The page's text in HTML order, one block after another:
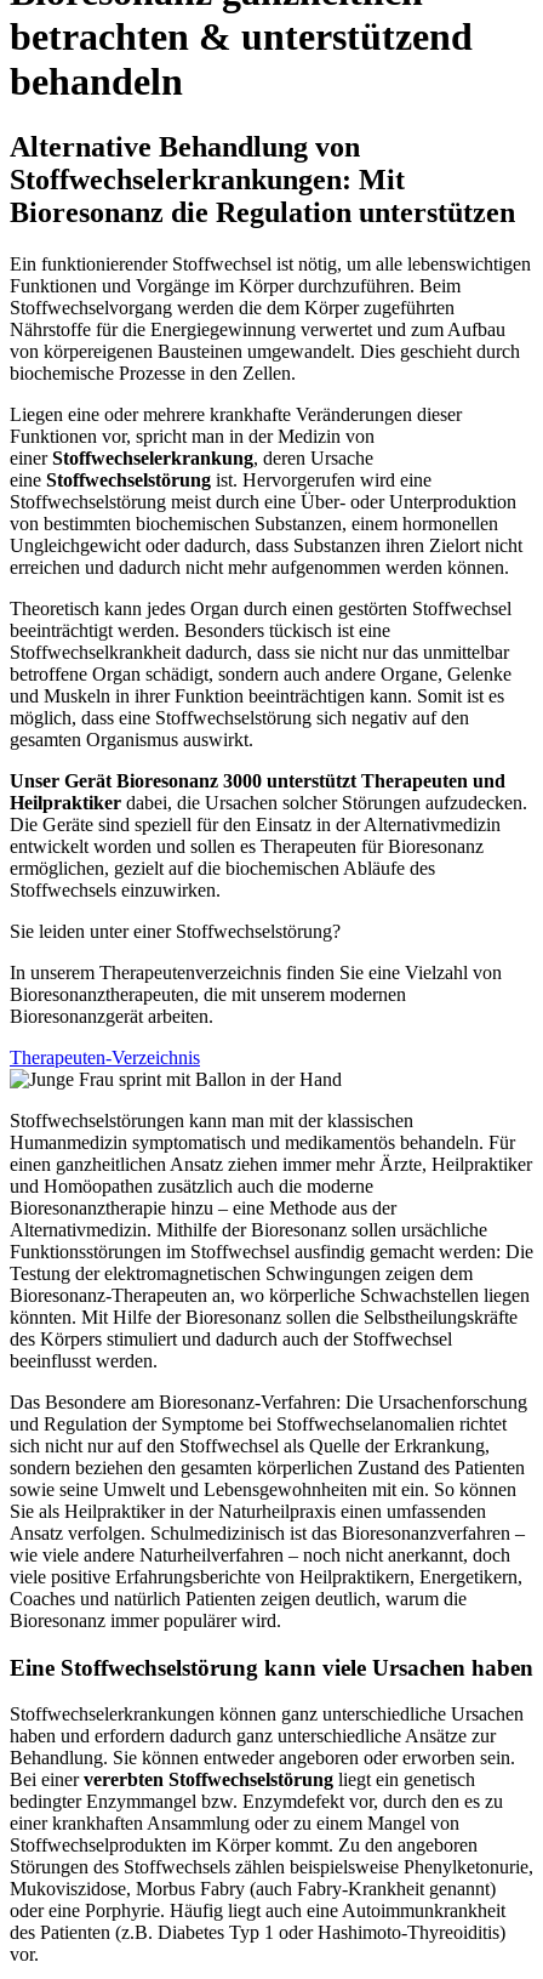
betrachten & unterstützend
behandeln
Alternative Behandlung von
Stoffwechselerkrankungen: Mit
Bioresonanz die Regulation unterstützen
Ein funktionierender Stoffwechsel ist nötig, um alle lebenswichtigen
Funktionen und Vorgänge im Körper durchzuführen. Beim
Stoffwechselvorgang werden die dem Körper zugeführten
Nährstoffe für die Energiegewinnung verwertet und zum Aufbau
von körpereigenen Bausteinen umgewandelt. Dies geschieht durch
biochemische Prozesse in den Zellen.
Liegen eine oder mehrere krankhafte Veränderungen dieser
Funktionen vor, spricht man in der Medizin von
einerStoffwechselerkrankung, deren Ursache
eine Stoffwechselstörung ist. Hervorgerufen wird eine
Stoffwechselstörung meist durch eine Über- oder Unterproduktion
von bestimmten biochemischen Substanzen, einem hormonellen
Ungleichgewicht oder dadurch, dass Substanzen ihren Zielort nicht
erreichen und dadurch nicht mehr aufgenommen werden können.
Theoretisch kann jedes Organ durch einen gestörten Stoffwechsel
beeinträchtigt werden. Besonders tückisch ist eine
Stoffwechselkrankheit dadurch, dass sie nicht nur das unmittelbar
betroffene Organ schädigt, sondern auch andere Organe, Gelenke
und Muskeln in ihrer Funktion beeinträchtigen kann. Somit ist es
möglich, dass eine Stoffwechselstörung sich negativ auf den
gesamten Organismus auswirkt.
Unser Gerät Bioresonanz 3000 unterstützt Therapeuten und
Heilpraktiker dabei, die Ursachen solcher Störungen aufzudecken.
Die Geräte sind speziell für den Einsatz in der Alternativmedizin
entwickelt worden und sollen es Therapeuten für Bioresonanz
ermöglichen, gezielt auf die biochemischen Abläufe des
Stoffwechsels einzuwirken.
Sie leiden unter einer Stoffwechselstörung?
In unserem Therapeutenverzeichnis finden Sie eine Vielzahl von
Bioresonanztherapeuten, die mit unserem modernen
Bioresonanzgerät arbeiten.
Therapeuten-Verzeichnis
Stoffwechselstörungen kann man mit der klassischen
Humanmedizin symptomatisch und medikamentös behandeln. Für
einen ganzheitlichen Ansatz ziehen immer mehr Ärzte, Heilpraktiker
und Homöopathen zusätzlich auch die moderne
Bioresonanztherapie hinzu – eine Methode aus der
Alternativmedizin. Mithilfe der Bioresonanz sollen ursächliche
Funktionsstörungen im Stoffwechsel ausfindig gemacht werden: Die
Testung der elektromagnetischen Schwingungen zeigen dem
Bioresonanz-Therapeuten an, wo körperliche Schwachstellen liegen
könnten. Mit Hilfe der Bioresonanz sollen die Selbstheilungskräfte
des Körpers stimuliert und dadurch auch der Stoffwechsel
beeinflusst werden.
Das Besondere am Bioresonanz-Verfahren: Die Ursachenforschung
und Regulation der Symptome bei Stoffwechselanomalien richtet
sich nicht nur auf den Stoffwechsel als Quelle der Erkrankung,
sondern beziehen den gesamten körperlichen Zustand des Patienten
sowie seine Umwelt und Lebensgewohnheiten mit ein. So können
Sie als Heilpraktiker in der Naturheilpraxis einen umfassenden
Ansatz verfolgen. Schulmedizinisch ist das Bioresonanzverfahren –
wie viele andere Naturheilverfahren – noch nicht anerkannt, doch
viele positive Erfahrungsberichte von Heilpraktikern, Energetikern,
Coaches und natürlich Patienten zeigen deutlich, warum die
Bioresonanz immer populärer wird.
Eine Stoffwechselstörung kann viele Ursachen haben
Stoffwechselerkrankungen können ganz unterschiedliche Ursachen
haben und erfordern dadurch ganz unterschiedliche Ansätze zur
Behandlung. Sie können entweder angeboren oder erworben sein.
Bei einervererbten Stoffwechselstörung liegt ein genetisch
bedingter Enzymmangel bzw. Enzymdefekt vor, durch den es zu
einer krankhaften Ansammlung oder zu einem Mangel von
Stoffwechselprodukten im Körper kommt. Zu den angeboren
Störungen des Stoffwechsels zählen beispielsweise Phenylketonurie,
Mukoviszidose, Morbus Fabry (auch Fabry-Krankheit genannt)
oder eine Porphyrie. Häufig liegt auch eine Autoimmunkrankheit
des Patienten (z.B. Diabetes Typ 1 oder Hashimoto-Thyreoiditis)
vor.